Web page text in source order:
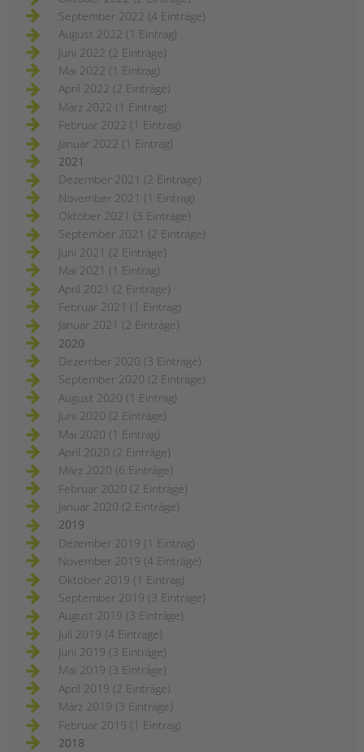
September 2022 (4 Einträge)
August 2022 (1 Eintrag)
Juni 2022 (2 Einträge)
Mai 2022 (1 Eintrag)
April 2022 (2 Einträge)
März 2022 (1 Eintrag)
Februar 2022 (1 Eintrag)
Januar 2022 (1 Eintrag)
2021
Dezember 2021 (2 Einträge)
November 2021 (1 Eintrag)
Oktober 2021 (3 Einträge)
September 2021 (2 Einträge)
Juni 2021 (2 Einträge)
Mai 2021 (1 Eintrag)
April 2021 (2 Einträge)
Februar 2021 (1 Eintrag)
Januar 2021 (2 Einträge)
2020
Dezember 2020 (3 Einträge)
September 2020 (2 Einträge)
August 2020 (1 Eintrag)
Juni 2020 (2 Einträge)
Mai 2020 (1 Eintrag)
April 2020 (2 Einträge)
März 2020 (6 Einträge)
Februar 2020 (2 Einträge)
Januar 2020 (2 Einträge)
2019
Dezember 2019 (1 Eintrag)
November 2019 (4 Einträge)
Oktober 2019 (1 Eintrag)
September 2019 (3 Einträge)
August 2019 (3 Einträge)
Juli 2019 (4 Einträge)
Juni 2019 (3 Einträge)
Mai 2019 (3 Einträge)
April 2019 (2 Einträge)
März 2019 (3 Einträge)
Februar 2019 (1 Eintrag)
2018